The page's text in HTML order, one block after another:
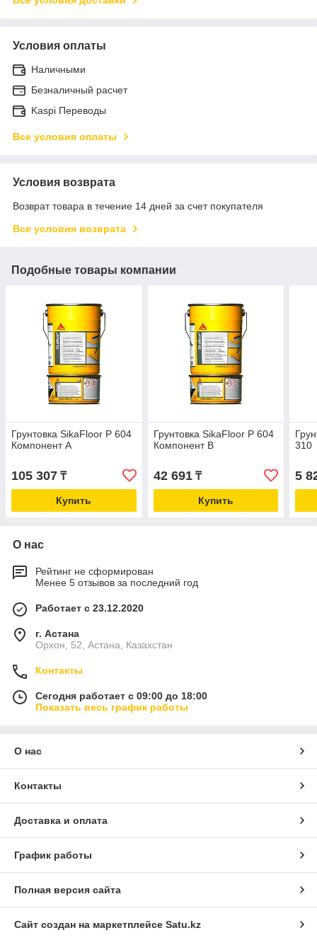
Условия оплаты
Наличными
Безналичный расчет
Kaspi Переводы
Все условия оплаты
Условия возврата
Возврат товара в течение 14 дней за счет покупателя
Все условия возврата
Подобные товары компании
Грунтовка SikaFloor P 604
Компонент А
105 307 ₸
Купить
Грунтовка SikaFloor P 604
Компонент В
42 691₸
Купить
310
5
О нас
Рейтинг не сформирован
Менее 5 отзывов за последний год
Работает с 23.12.2020
г. Астана
Орхон, 52, Астана, Казахстан
Контакты
Сегодня работает с 09:00 до 18:00
Показать весь график работы
О нас
Контакты
Доставка и оплата
График работы
Полная версия сайта
Сайт создан на маркетплейсе Satu.kz